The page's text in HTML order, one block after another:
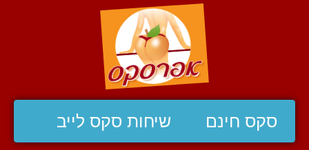
סקס חינם שיחות סקס לייב